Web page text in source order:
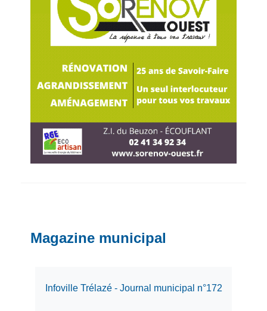
Magazine municipal
Infoville Trélazé - Journal municipal n°172